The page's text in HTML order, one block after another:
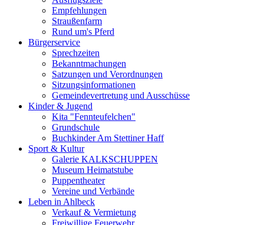
Empfehlungen
Straußenfarm
Rund um's Pferd
Bürgerservice
Sprechzeiten
Bekanntmachungen
Satzungen und Verordnungen
Sitzungsinformationen
Gemeindevertretung und Ausschüsse
Kinder & Jugend
Kita "Fennteufelchen"
Grundschule
Buchkinder Am Stettiner Haff
Sport & Kultur
Galerie KALKSCHUPPEN
Museum Heimatstube
Puppentheater
Vereine und Verbände
Leben in Ahlbeck
Verkauf & Vermietung
Freiwillige Feuerwehr